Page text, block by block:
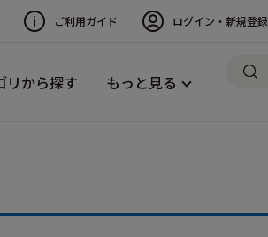
ご利用ガイド ログイン・新規登録
リから探す もっと見る